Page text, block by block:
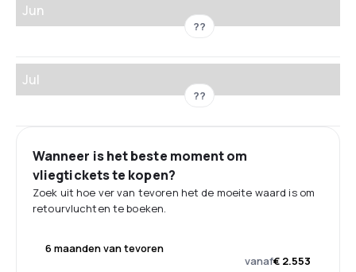
Jun
??
Jul
??
Wanneer is het beste moment om
vliegtickets te kopen?
Zoek uit hoe ver van tevoren het de moeite waard is om
retourvluchten te boeken.
6 maanden van tevoren
vanaf€ 2.553